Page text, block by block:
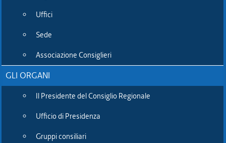
Uffici
Sede
Associazione Consiglieri
GLI ORGANI
Il Presidente del Consiglio Regionale
Ufficio di Presidenza
Gruppi consiliari
Salute: M5S, subito
estensione rimborsi a olio
cannabis terapeutico